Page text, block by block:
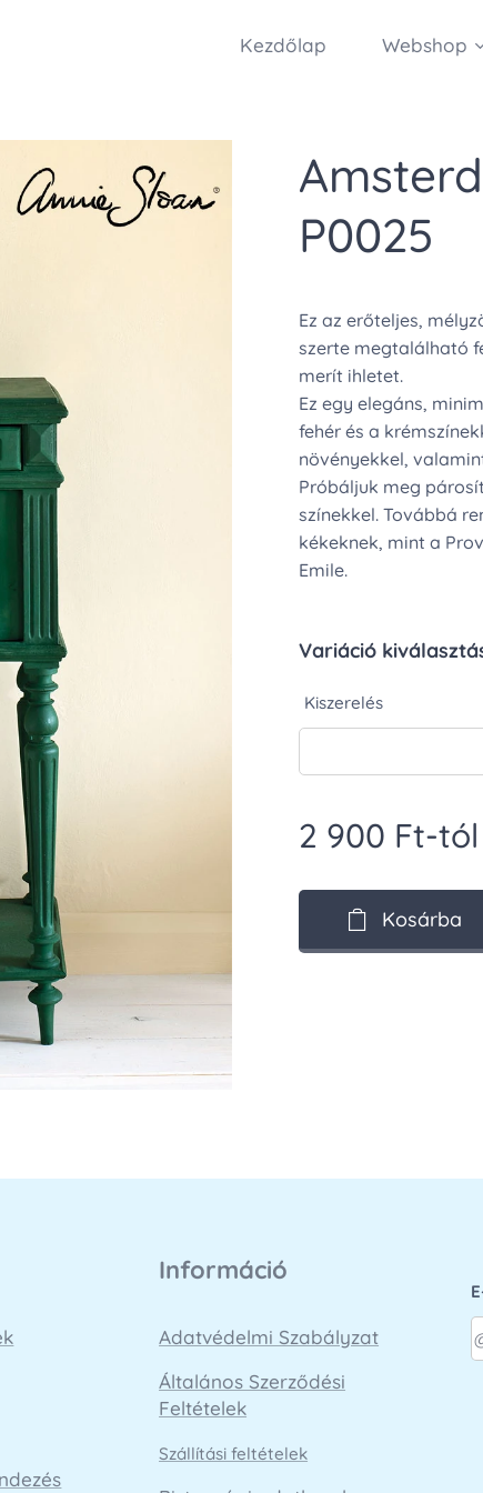
Kezdőlap Webshop
P0025
Ez az erőteljes,
szerte megtalálható
merít ihletet.
Ez egy elegáns,
fehér és a
növényekkel,
Próbáljuk meg
színekkel. Továbbá
kékeknek, mint a
Emile.
Variáció
Kiszerelés
2 900 Ft-tól
Kosárba
Információ
Adatvédelmi Szabályzat
Általános Szerződési
Feltételek
Szállítási feltételek